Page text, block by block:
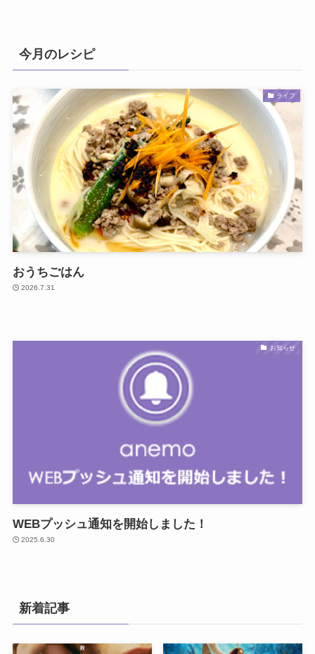
今月のレシピ
ライフ
おうちごはん
2026.7.31
お知らせ
WEBプッシュ通知を開始しました！
2025.6.30
新着記事